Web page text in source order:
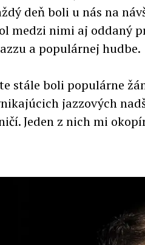
deň boli u nás na
medzi nimi aj oddaný
a populárnej hudbe.
stále boli populárne
jazzových
Jeden z nich mi